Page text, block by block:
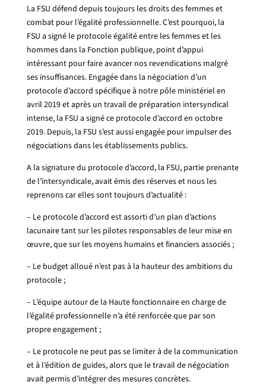
La FSU défend depuis toujours les droits des femmes et
combat pour l’égalité professionnelle. C’est pourquoi, la
FSU a signé le protocole égalité entre les femmes et les
hommes dans la Fonction publique, point d’appui
intéressant pour faire avancer nos revendications malgré
ses insuffisances. Engagée dans la négociation d’un
protocole d’accord spécifique à notre pôle ministériel en
avril 2019 et après un travail de préparation intersyndical
intense, la FSU a signé ce protocole d’accord en octobre
2019. Depuis, la FSU s’est aussi engagée pour impulser des
négociations dans les établissements publics.
A la signature du protocole d’accord, la FSU, partie prenante
de l’intersyndicale, avait émis des réserves et nous les
reprenons car elles sont toujours d’actualité :
– Le protocole d’accord est assorti d’un plan d’actions
lacunaire tant sur les pilotes responsables de leur mise en
œuvre, que sur les moyens humains et financiers associés ;
– Le budget alloué n’est pas à la hauteur des ambitions du
protocole ;
– L’équipe autour de la Haute fonctionnaire en charge de
l’égalité professionnelle n’a été renforcée que par son
propre engagement ;
– Le protocole ne peut pas se limiter à de la communication
et à l’édition de guides, alors que le travail de négociation
avait permis d’intégrer des mesures concrètes.